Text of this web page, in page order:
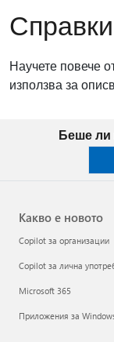
Справки
Научете повече
използва за
Беше ли
Какво е новото
Copilot за организации
Copilot за лична
Microsoft 365
Приложения за